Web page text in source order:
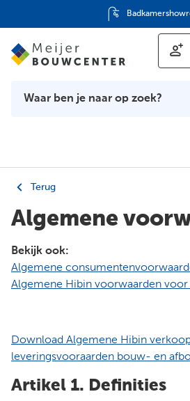
Advies op
Terug
Algemene
Bekijk ook:
Algemene
Algemene Hibin voorwaarden
Download Algemene Hibin
leveringsvooraarden bouw- en
Artikel 1. Definities